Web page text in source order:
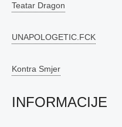
Teatar Dragon
UNAPOLOGETIC.FCK
Kontra Smjer
INFORMACIJE